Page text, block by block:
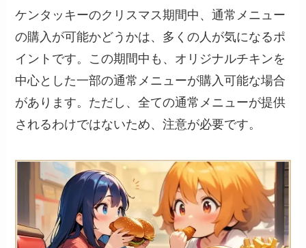
ケンタッキーのクリスマス期間中、通常メニュー
の購入が可能かどうかは、多くの人が気になるポ
イントです。この期間中も、オリジナルチキンを
中心とした一部の通常メニューが購入可能な場合
があります。ただし、全ての通常メニューが提供
されるわけではないため、注意が必要です。